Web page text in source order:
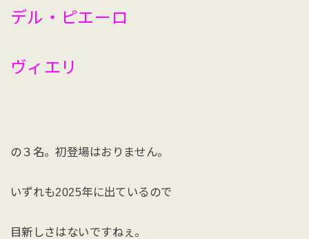
デル・ピエーロ
ヴィエリ
の３名。初登場はおりません。
いずれも2025年に出ているので
目新しさはないですねぇ。